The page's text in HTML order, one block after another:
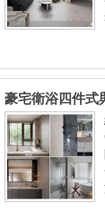
豪宅衛浴四件式
台、地暖系統與
級居家 SPA